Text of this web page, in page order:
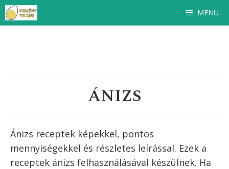
Kilépés
MENÜ
ÁNIZS
Ánizs receptek képekkel, pontos
mennyiségekkel és részletes leírással. Ezek a
receptek ánizs felhasználásával készülnek. Ha